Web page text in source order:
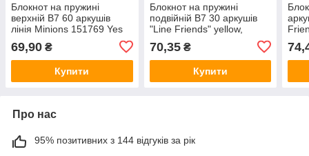
Блокнот на пружині
верхній В7 60 аркушів
лінія Minions 151769 Yes
69,90 ₴
Купити
Блокнот на пружині
подвійній В7 30 аркушів
"Line Friends" yellow,
70,35₴
Купити
Про нас
95% позитивних з 144 відгуків за рік